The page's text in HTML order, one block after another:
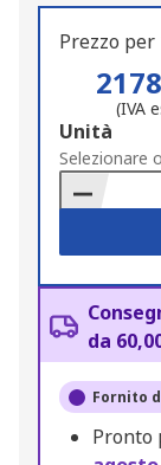
Prezzo
(IVA
Add
to
Basket
Unità
Selezionare
da
Fornito
Pronto